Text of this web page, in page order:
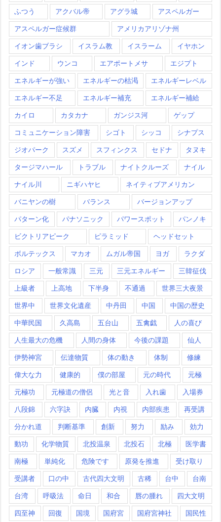
ふつう アクバル帝 アグラ城 アスペルガー
アスペルガー症候群 アメリカアリゾナ州
イオン歯ブラシ イスラム教 イスラーム イヤホン
インド ウンコ エアポートメサ エジプト
エネルギーが強い エネルギーの枯渇 エネルギーレベル
エネルギー不足 エネルギー補充 エネルギー補給
カイロ カタカナ ガンジス河 ゲップ
コミュニケーション障害 シゴト シッコ シナプス
ジオパーク スズメ スフィンクス セドナ タヌキ
タージマハール トラブル ナイトクルーズ ナイル
ナイル川 ニギハヤヒ ネイティブアメリカン
バニヤンの樹 バランス バージョンアップ
パターン化 パナソニック パワースポット パンノキ
ビクトリアピーク ピラミッド ヘッドセット
ボルテックス マカオ ムガル帝国 ヨガ ラクダ
ロシア 一般常識 三元 三元エネルギー 三韓征伐
上級者 上高地 下半身 不通過 世界三大夜景
世界中 世界文化遺産 中丹田 中国 中国の歴史
中華民国 久高島 五台山 五禽戯 人の喜び
人生最大の危機 人間の身体 今後の課題 仙人
伊勢神宮 伝達物質 体の動き 体制 修練
偉大な力 健康的 僕の部屋 元の時代 元極
元極功 元極道の僧侶 光と音 入れ歯 入場券
八段錦 六字訣 内臓 内視 内部疾患 再受講
分かれ道 判断基準 創新 努力 励み 効力
動功 化学物質 北投温泉 北投石 北極 医学書
南極 単純化 危険です 原発を推進 受け取り
受講者 口の中 古代四大文明 古稀 台中 台南
台湾 呼吸法 命日 和合 唇の腫れ 四大文明
四至神 回復 国境 国府宮 国府宮神社 国民性